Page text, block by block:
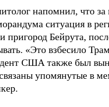
напомнил, что за
ситуация в
пригород Бейрута,
«Это взбесило
США также был
упомянутые в